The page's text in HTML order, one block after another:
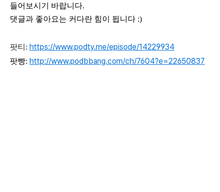
들어보시기 바랍니다.
댓글과 좋아요는 커다란 힘이 됩니다 :)
팟티: https://www.podty.me/episode/14229934
팟빵: http://www.podbbang.com/ch/7604?e=22650837